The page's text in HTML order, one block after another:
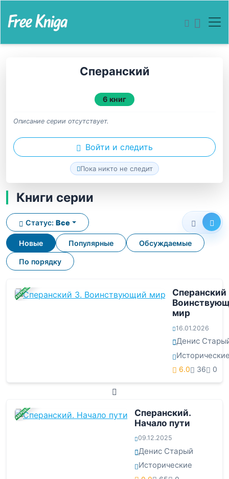
Сперанский
6 книг
Описание серии отсутствует.
Войти и следить
Пока никто не следит
Книги серии
Новые Популярные Обсуждаемые
По порядку
Статус: Все
ЗАВЕРШЕНА
Сперанский
мир
16.01.2026
Денис
6.0 36 0
ЗАВЕРШЕНА
Сперанский.
Начало пути
09.12.2025
Денис Старый
Исторические